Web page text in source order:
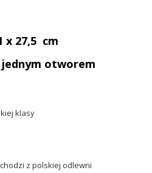
x 27,5 cm
jednym otworem
klasy
z polskiej odlewni